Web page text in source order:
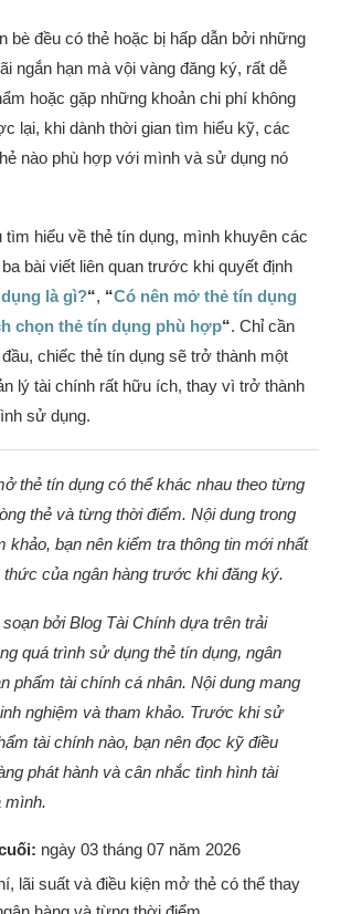
bè đều có thẻ hoặc bị hấp dẫn bởi những
ngắn hạn mà vội vàng đăng ký, rất dễ
hoặc gặp những khoản chi phí không
lại, khi dành thời gian tìm hiểu kỹ, các
nào phù hợp với mình và sử dụng nó
tìm hiểu về thẻ tín dụng, mình khuyên các
bài viết liên quan trước khi quyết định
là gì?“, “Có nên mở thẻ tín dụng
chọn thẻ tín dụng phù hợp“. Chỉ cần
chiếc thẻ tín dụng sẽ trở thành một
lý tài chính rất hữu ích, thay vì trở thành
sử dụng.
thẻ tín dụng có thể khác nhau theo từng
thẻ và từng thời điểm. Nội dung trong
khảo, bạn nên kiểm tra thông tin mới nhất
của ngân hàng trước khi đăng ký.
bởi Blog Tài Chính dựa trên trải
quá trình sử dụng thẻ tín dụng, ngân
phẩm tài chính cá nhân. Nội dung mang
nghiệm và tham khảo. Trước khi sử
tài chính nào, bạn nên đọc kỹ điều
phát hành và cân nhắc tình hình tài
mình.
ngày 03 tháng 07 năm 2026
lãi suất và điều kiện mở thẻ có thể thay